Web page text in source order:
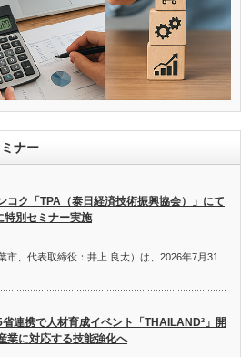
ナー
コク「TPA（泰日経済技術振興協会）」にて
特別セミナー実施
、代表取締役：井上 良太）は、2026年7月31
省連携で人材育成イベント「THAILAND²」開
に対応する技能強化へ